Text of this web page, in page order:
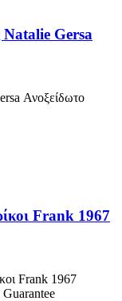
Natalie Gersa
Ανοξείδωτο
Frank 1967
Frank 1967